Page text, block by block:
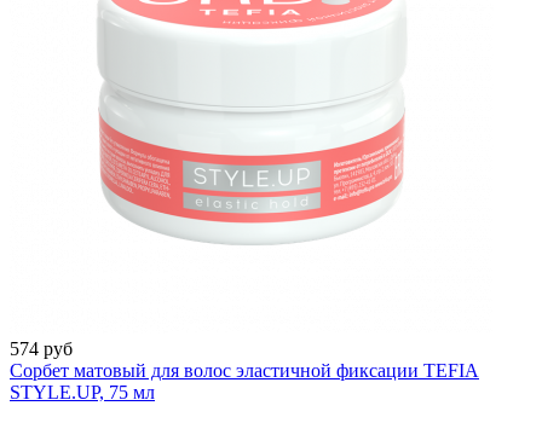
574 руб
Сорбет матовый для волос эластичной фиксации TEFIA
STYLE.UP, 75 мл